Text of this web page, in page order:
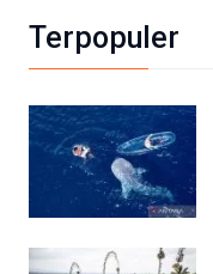
Terpopuler